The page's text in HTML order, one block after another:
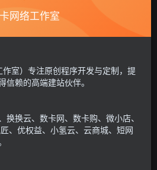
评论
网络工作室
室）专注原创程序开发与定制，提
赖的高端建站伙伴。
换云、数卡网、数卡购、微小店、
、优权益、小氢云、云商城、短网